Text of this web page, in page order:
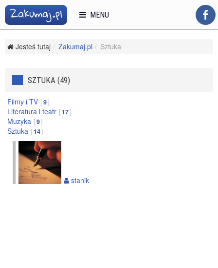
Jesteś tutaj Zakumaj.pl Sztuka
SZTUKA (49)
Filmy i TV 9
Literatura i teatr 17
Muzyka 9
Sztuka 14
stanik
MENU